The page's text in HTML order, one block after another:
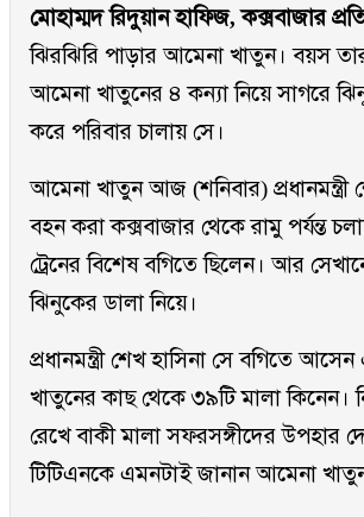
মোহাম্মদ রিদুয়ান হাফিজ, কক্সবাজার
ঝিরঝিরি পাড়ার আমেনা খাতুন। বয়স তার
আমেনা খাতুনের ৪ কন্যা নিয়ে সাগরে
করে পরিবার চালায় সে।
আমেনা খাতুন আজ (শনিবার) প্রধানমন্ত্রী
বহন করা কক্সবাজার থেকে রামু পর্যন্ত
ট্রেনের বিশেষ বগিতে ছিলেন। আর
ঝিনুকের ডালা নিয়ে।
প্রধানমন্ত্রী শেখ হাসিনা সে বগিতে
খাতুনের কাছ থেকে ৩৯টি মালা কিনেন।
রেখে বাকী মালা সফরসঙ্গীদের উপহার দেন
টিটিএনকে এমনটাই জানান আমেনা